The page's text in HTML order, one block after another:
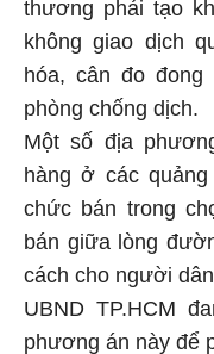
thương phải tạo
không giao dịch
hóa, cân đo
phòng chống dịch.
Một số địa
hàng ở các
chức bán trong
bán giữa lòng
cách cho người
UBND TP.HCM
phương án này để